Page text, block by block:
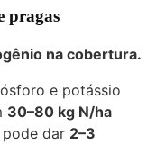
pragas
na cobertura.
e potássio
30–80 kg N/ha
dar 2–3